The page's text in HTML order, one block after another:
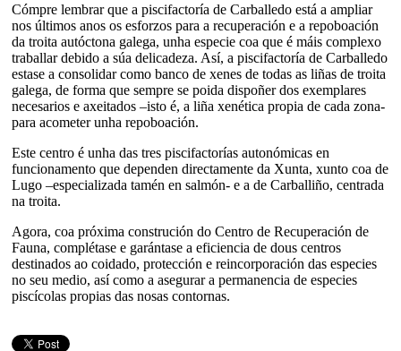
Cómpre lembrar que a piscifactoría de Carballedo está a ampliar
nos últimos anos os esforzos para a recuperación e a repoboación
da troita autóctona galega, unha especie coa que é máis complexo
traballar debido a súa delicadeza. Así, a piscifactoría de Carballedo
estase a consolidar como banco de xenes de todas as liñas de troita
galega, de forma que sempre se poida dispoñer dos exemplares
necesarios e axeitados –isto é, a liña xenética propia de cada zona-
para acometer unha repoboación.
Este centro é unha das tres piscifactorías autonómicas en
funcionamento que dependen directamente da Xunta, xunto coa de
Lugo –especializada tamén en salmón- e a de Carballiño, centrada
na troita.
Agora, coa próxima construción do Centro de Recuperación de
Fauna, complétase e garántase a eficiencia de dous centros
destinados ao coidado, protección e reincorporación das especies
no seu medio, así como a asegurar a permanencia de especies
piscícolas propias das nosas contornas.